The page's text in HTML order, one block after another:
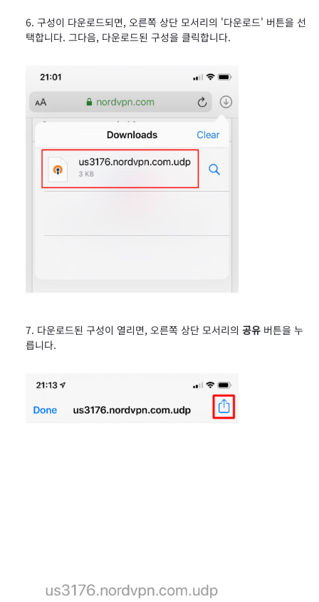
​구성이 다운로드되면, 오른쪽 상단 모서리의 '다운로드' 버튼을 선
택합니다. 그다음, 다운로드된 구성을 클릭합니다.
​다운로드된 구성이 열리면, 오른쪽 상단 모서리의 공유 버튼을 누
릅니다.